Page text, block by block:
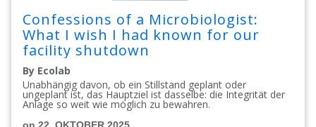
Confessions of a Microbiologist:
What I wish I had known for our
facility shutdown
By Ecolab
Unabhängig davon, ob ein Stillstand geplant oder
ungeplant ist, das Hauptziel ist dasselbe: die Integrität der
Anlage so weit wie möglich zu bewahren.